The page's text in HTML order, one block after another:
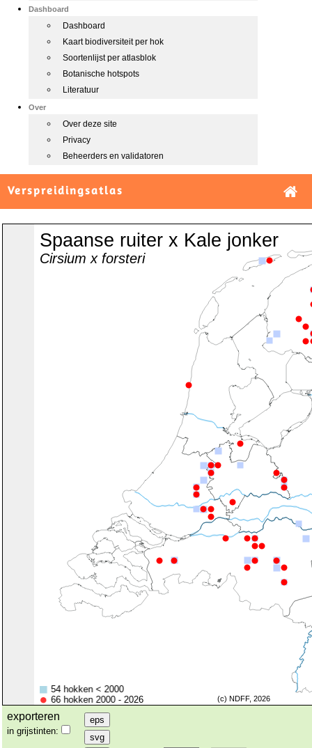
Dashboard
Dashboard
Kaart biodiversiteit per hok
Soortenlijst per atlasblok
Botanische hotspots
Literatuur
Over
Over deze site
Privacy
Beheerders en validatoren
Verspreidingsatlas